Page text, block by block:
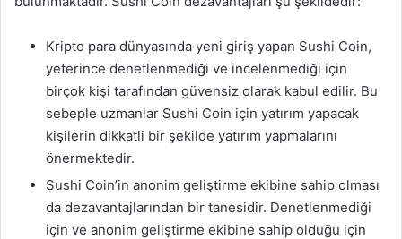
Kripto para dünyasında yeni giriş yapan Sushi Coin,
yeterince denetlenmediği ve incelenmediği için
birçok kişi tarafından güvensiz olarak kabul edilir. Bu
sebeple uzmanlar Sushi Coin için yatırım yapacak
kişilerin dikkatli bir şekilde yatırım yapmalarını
önermektedir.
Sushi Coin’in anonim geliştirme ekibine sahip olması
da dezavantajlarından bir tanesidir. Denetlenmediği
için ve anonim geliştirme ekibine sahip olduğu için